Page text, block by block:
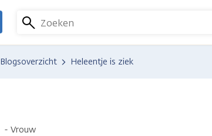
Zoeken
Blogsoverzicht Heleentje is ziek
Vrouw